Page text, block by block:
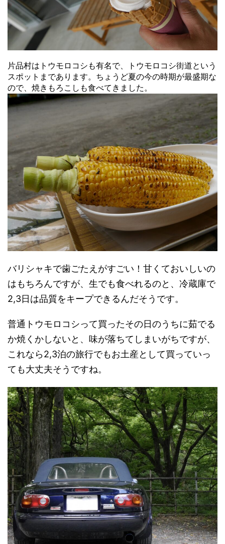
片品村はトウモロコシも有名で、トウモロコシ街道という
スポットまであります。ちょうど夏の今の時期が最盛期な
ので、焼きもろこしも食べてきました。
バリシャキで歯ごたえがすごい！甘くておいしいの
はもちろんですが、生でも食べれるのと、冷蔵庫で
2,3日は品質をキープできるんだそうです。
普通トウモロコシって買ったその日のうちに茹でる
か焼くかしないと、味が落ちてしまいがちですが、
これなら2,3泊の旅行でもお土産として買っていっ
ても大丈夫そうですね。